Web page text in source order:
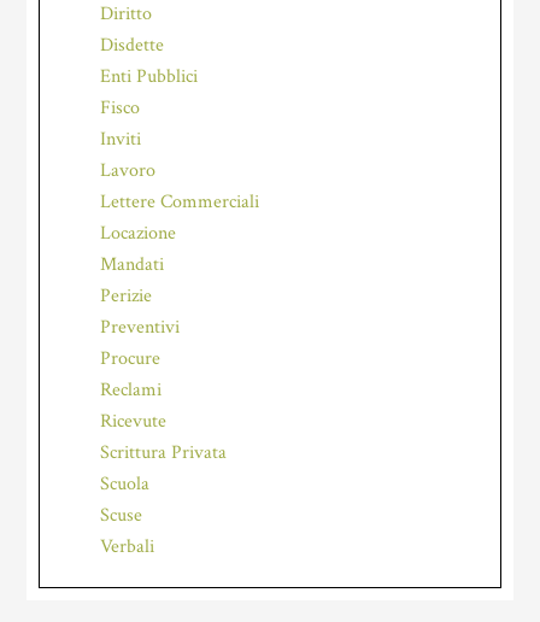
Diritto
Disdette
Enti Pubblici
Fisco
Inviti
Lavoro
Lettere Commerciali
Locazione
Mandati
Perizie
Preventivi
Procure
Reclami
Ricevute
Scrittura Privata
Scuola
Scuse
Verbali